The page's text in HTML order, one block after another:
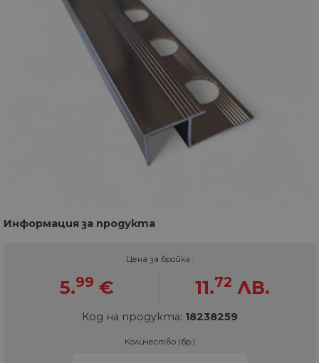
Информация за продукта
Цена за бройка :
5.99 € 11.72 ЛВ.
Код на продукта: 18238259
Количество (бр.)